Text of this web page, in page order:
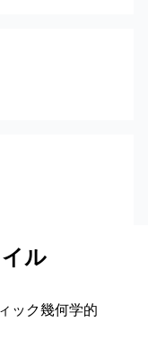
ル
ック幾何学的